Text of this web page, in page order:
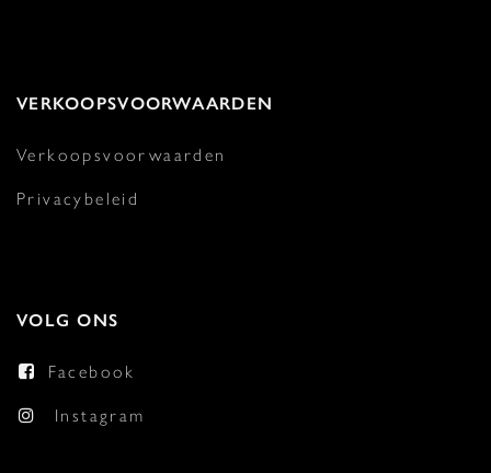
VERKOOPSVOORWAARDEN
Verkoopsvoorwaarden
Privacybeleid
VOLG ONS
Facebook
Instagram